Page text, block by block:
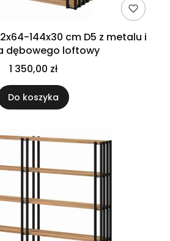
144x30 cm D5 z metalu i
dębowego loftowy
1 350,00 zł
Do koszyka